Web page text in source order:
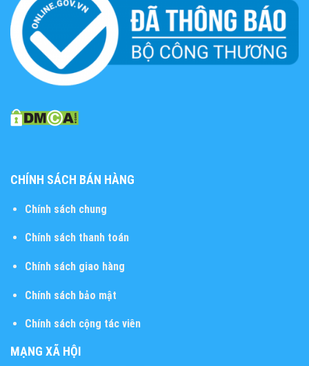
CHÍNH SÁCH BÁN HÀNG
Chính sách chung
Chính sách thanh toán
Chính sách giao hàng
Chính sách bảo mật
Chính sách cộng tác viên
MẠNG XÃ HỘI